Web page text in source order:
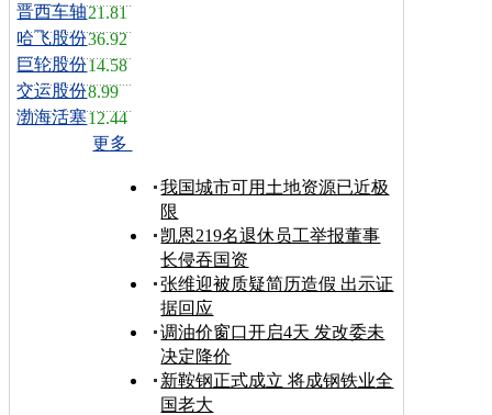
晋西车轴21.81
哈飞股份36.92
巨轮股份14.58
交运股份8.99
渤海活塞12.44
更多
我国城市可用土地资源已近极
限
凯恩219名退休员工举报董事
长侵吞国资
张维迎被质疑简历造假 出示证
据回应
调油价窗口开启4天 发改委未
决定降价
新鞍钢正式成立 将成钢铁业全
国老大